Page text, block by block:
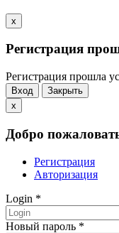
x
Регистрация
Регистрация прошла
Вход
Закрыть
x
Добро
Регистрация
Авторизация
Login *
Новый пароль *